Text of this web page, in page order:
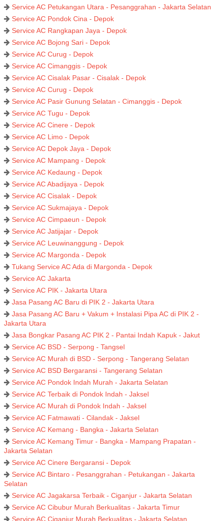
Service AC Petukangan Utara - Pesanggrahan - Jakarta Selatan
Service AC Pondok Cina - Depok
Service AC Rangkapan Jaya - Depok
Service AC Bojong Sari - Depok
Service AC Curug - Depok
Service AC Cimanggis - Depok
Service AC Cisalak Pasar - Cisalak - Depok
Service AC Curug - Depok
Service AC Pasir Gunung Selatan - Cimanggis - Depok
Service AC Tugu - Depok
Service AC Cinere - Depok
Service AC Limo - Depok
Service AC Depok Jaya - Depok
Service AC Mampang - Depok
Service AC Kedaung - Depok
Service AC Abadijaya - Depok
Service AC Cisalak - Depok
Service AC Sukmajaya - Depok
Service AC Cimpaeun - Depok
Service AC Jatijajar - Depok
Service AC Leuwinanggung - Depok
Service AC Margonda - Depok
Tukang Service AC Ada di Margonda - Depok
Service AC Jakarta
Service AC PIK - Jakarta Utara
Jasa Pasang AC Baru di PIK 2 - Jakarta Utara
Jasa Pasang AC Baru + Vakum + Instalasi Pipa AC di PIK 2 -
Jakarta Utara
Jasa Bongkar Pasang AC PIK 2 - Pantai Indah Kapuk - Jakut
Service AC BSD - Serpong - Tangsel
Service AC Murah di BSD - Serpong - Tangerang Selatan
Service AC BSD Bergaransi - Tangerang Selatan
Service AC Pondok Indah Murah - Jakarta Selatan
Service AC Terbaik di Pondok Indah - Jaksel
Service AC Murah di Pondok Indah - Jaksel
Service AC Fatmawati - Cilandak - Jaksel
Service AC Kemang - Bangka - Jakarta Selatan
Service AC Kemang Timur - Bangka - Mampang Prapatan -
Jakarta Selatan
Service AC Cinere Bergaransi - Depok
Service AC Bintaro - Pesanggrahan - Petukangan - Jakarta
Selatan
Service AC Jagakarsa Terbaik - Ciganjur - Jakarta Selatan
Service AC Cibubur Murah Berkualitas - Jakarta Timur
Service AC Ciganjur Murah Berkualitas - Jakarta Selatan